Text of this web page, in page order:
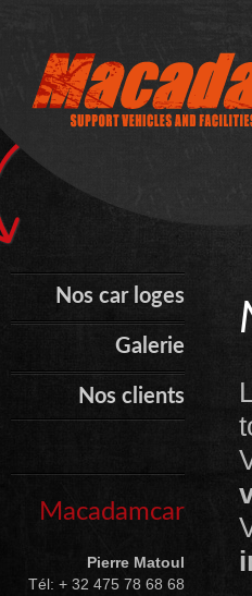
Nos car loges
Galerie
Nos clients
Macadamcar
Pierre Matoul
Tél: + 32 475 78 68 68